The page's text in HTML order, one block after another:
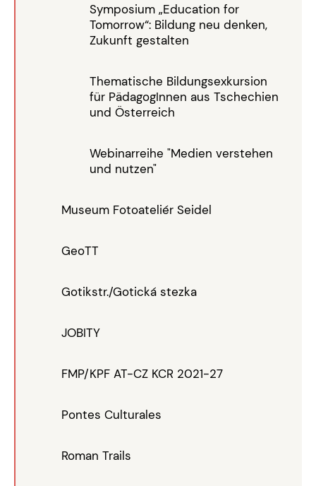
Symposium „Education for
Tomorrow“: Bildung neu denken,
Zukunft gestalten
Thematische Bildungsexkursion
für PädagogInnen aus Tschechien
und Österreich
Webinarreihe "Medien verstehen
und nutzen"
Museum Fotoateliér Seidel
GeoTT
Gotikstr./Gotická stezka
JOBITY
FMP/KPF AT-CZ KCR 2021-27
Pontes Culturales
Roman Trails